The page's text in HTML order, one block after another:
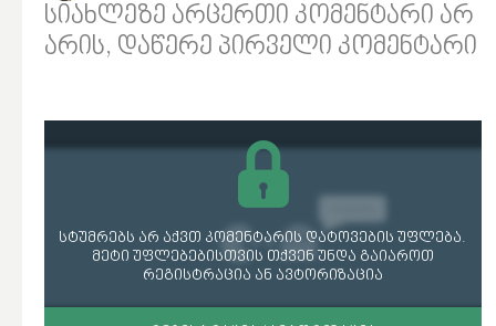
სიახლეზე არცერთი კომენტარი არ
არის, დაწერე პირველი კომენტარი
სტუმრებს არ აქვთ კომენტარის დატოვების უფლება.
მეტი უფლებებისთვის თქვენ უნდა გაიაროთ
რეგისტრაცია ან ავტორიზაცია